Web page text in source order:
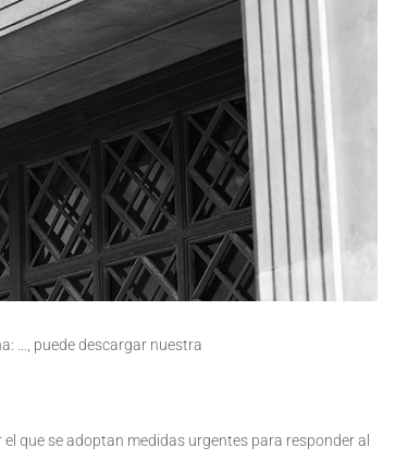
…, puede descargar nuestra
que se adoptan medidas urgentes para responder al